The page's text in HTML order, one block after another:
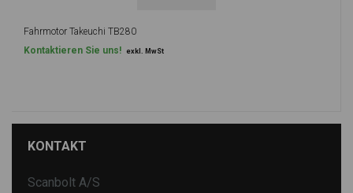
Fahrmotor Takeuchi TB280
Kontaktieren Sie uns! exkl. MwSt
KONTAKT
Scanbolt A/S